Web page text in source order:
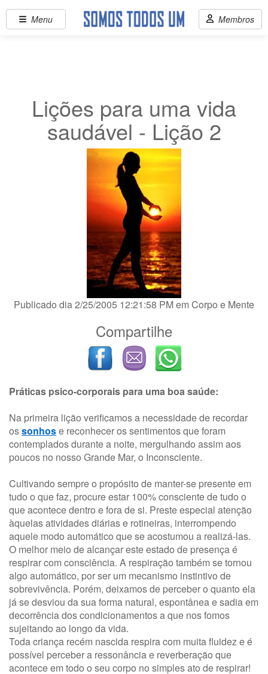
Lições para uma vida
saudável - Lição 2
Publicado dia 2/25/2005 12:21:58 PM emCorpo e Mente
Compartilhe
Práticas psico-corporais para uma boa saúde:
Na primeira lição verificamos a necessidade de recordar
ossonhose reconhecer os sentimentos que foram
contemplados durante a noite, mergulhando assim aos
poucos no nosso Grande Mar, o Inconsciente.
Cultivando sempre o propósito de manter-se presente em
tudo o que faz, procure estar 100% consciente de tudo o
que acontece dentro e fora de si. Preste especial atenção
àquelas atividades diárias e rotineiras, interrompendo
aquele modo automático que se acostumou a realizá-las.
O melhor meio de alcançar este estado de presença é
respirar com consciência. A respiração também se tornou
algo automático, por ser um mecanismo instintivo de
sobrevivência. Porém, deixamos de perceber o quanto ela
já se desviou da sua forma natural, espontânea e sadia em
decorrência dos condicionamentos a que nos fomos
sujeitando ao longo da vida.
Toda criança recém nascida respira com muita fluidez e é
possível perceber a ressonância e reverberação que
acontece em todo o seu corpo no simples ato de respirar!
Menu Membros